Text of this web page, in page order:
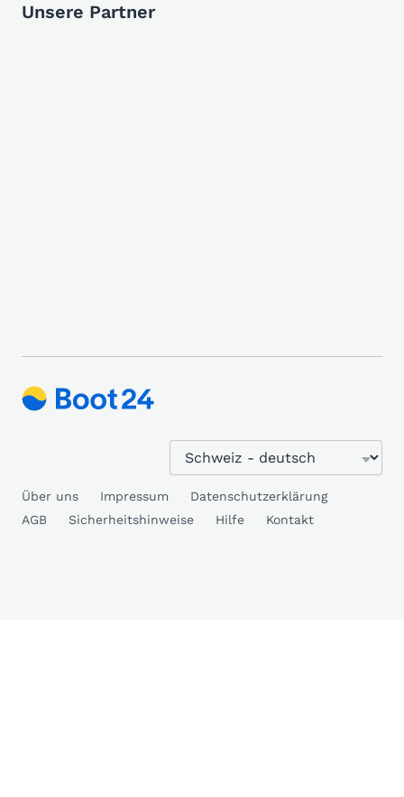
Unsere Partner
Über uns Impressum
Datenschutzerklärung
AGB
Sicherheitshinweise Hilfe Kontakt